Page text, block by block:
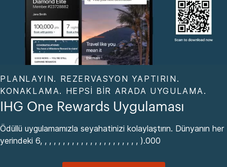
PLANLAYIN. REZERVASYON YAPTIRIN.
KONAKLAMA. HEPSI BIR ARADA UYGULAMA.
IHG One Rewards Uygulaması
Ödüllü uygulamamızla seyahatinizi kolaylaştırın. Dünyanın her
yerindeki 6, , , , , , , , , , , , , , , , , , , , , , ).000